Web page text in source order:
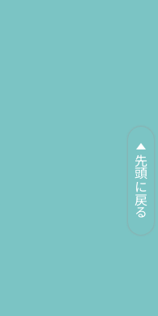
先頭に戻る